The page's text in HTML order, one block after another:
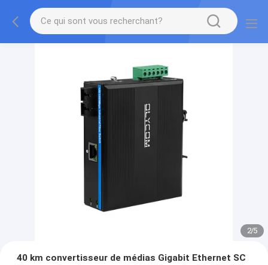
2/5
40 km convertisseur de médias Gigabit Ethernet SC